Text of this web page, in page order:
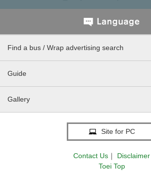
Find a bus / Wrap advertising search
Guide
Gallery
Site for PC
Contact Us ｜
Disclaimer
Toei Top